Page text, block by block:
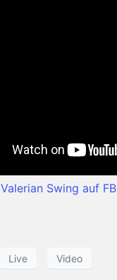
Valerian Swing auf FB
Live Video